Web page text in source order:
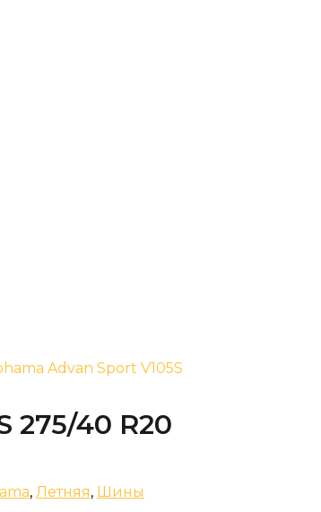
Advan Sport V105S
275/40 R20
, Летняя, Шины